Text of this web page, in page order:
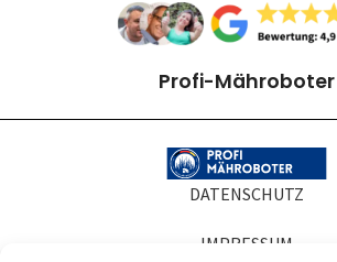
Profi-Mähroboter
DATENSCHUTZ
IMPRESSUM